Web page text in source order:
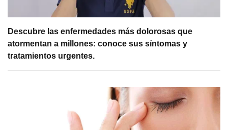
Descubre las enfermedades más dolorosas que
atormentan a millones: conoce sus síntomas y
tratamientos urgentes.